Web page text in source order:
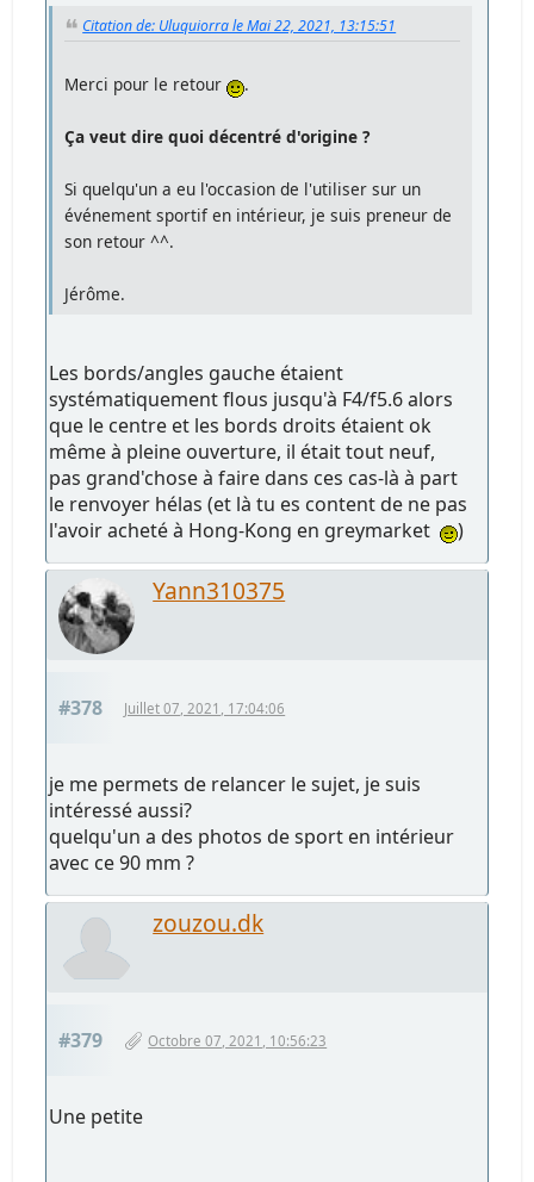
Citation de: Uluquiorra le Mai 22, 2021, 13:15:51
Merci pour le retour .
Ça veut dire quoi décentré d'origine ?
Si quelqu'un a eu l'occasion de l'utiliser sur un
événement sportif en intérieur, je suis preneur de
son retour ^^.
Jérôme.
Les bords/angles gauche étaient
systématiquement flous jusqu'à F4/f5.6 alors
que le centre et les bords droits étaient ok
même à pleine ouverture, il était tout neuf,
pas grand'chose à faire dans ces cas-là à part
le renvoyer hélas (et là tu es content de ne pas
l'avoir acheté à Hong-Kong en greymarket
)
Yann310375
#378 Juillet 07, 2021, 17:04:06
je me permets de relancer le sujet, je suis
intéressé aussi?
quelqu'un a des photos de sport en intérieur
avec ce 90 mm ?
zouzou.dk
#379 Octobre 07, 2021, 10:56:23
Une petite